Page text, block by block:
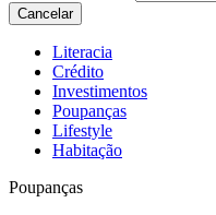
Cancelar
Literacia
Crédito
Investimentos
Poupanças
Lifestyle
Habitação
Poupanças